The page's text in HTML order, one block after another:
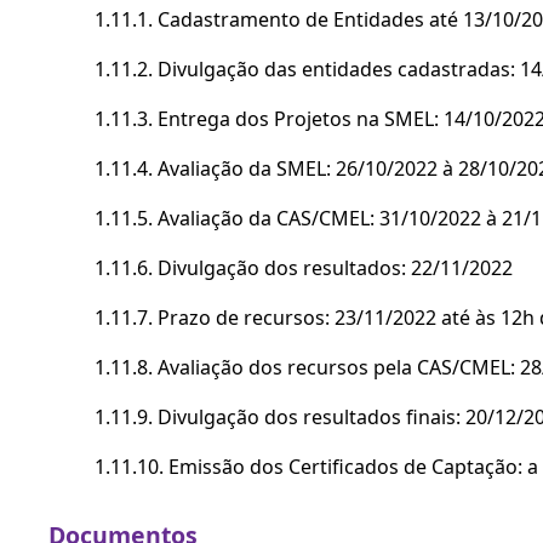
1.11.1. Cadastramento de Entidades até 13/10/
1.11.2. Divulgação das entidades cadastradas:
1.11.3. Entrega dos Projetos na SMEL: 14/10/
1.11.4. Avaliação da SMEL: 26/10/2022 à 28/10/
1.11.5. Avaliação da CAS/CMEL: 31/10/2022 à 21/
1.11.6. Divulgação dos resultados: 22/11/2022
1.11.7. Prazo de recursos: 23/11/2022 até às
1.11.8. Avaliação dos recursos pela CAS/CMEL:
1.11.9. Divulgação dos resultados finais: 20/12/
1.11.10. Emissão dos Certificados de Captação:
Documentos